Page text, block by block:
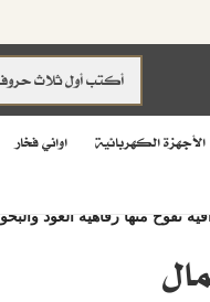
الأجهزة الكهربائية اواني فخار
تفوح منها رفاهية العود